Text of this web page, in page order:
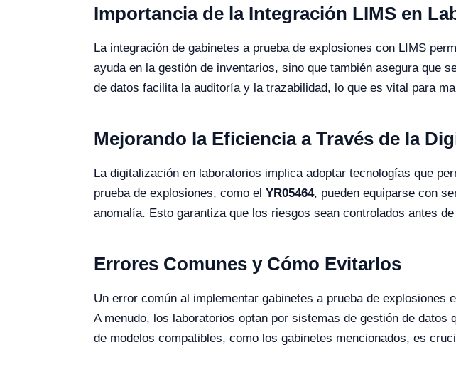
Importancia de la Integración LIMS en
La integración de gabinetes a prueba de explosiones con LIMS
ayuda en la gestión de inventarios, sino que también asegura que
de datos facilita la auditoría y la trazabilidad, lo que es vital para
Mejorando la Eficiencia a Través de la
La digitalización en laboratorios implica adoptar tecnologías que
prueba de explosiones, como el YR05464, pueden equiparse con
anomalía. Esto garantiza que los riesgos sean controlados antes
Errores Comunes y Cómo Evitarlos
Un error común al implementar gabinetes a prueba de
A menudo, los laboratorios optan por sistemas de gestión de
de modelos compatibles, como los gabinetes mencionados, es